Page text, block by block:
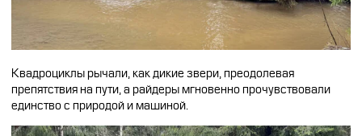
Квадроциклы рычали, как дикие звери, преодолевая
препятствия на пути, а райдеры мгновенно прочувствовали
единство с природой и машиной.